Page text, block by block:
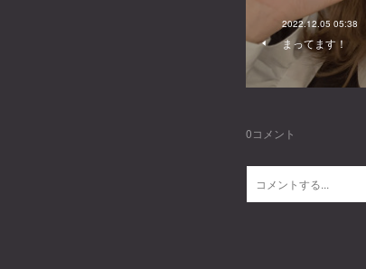
2022.12.05 05:38
まってます！
0コメント